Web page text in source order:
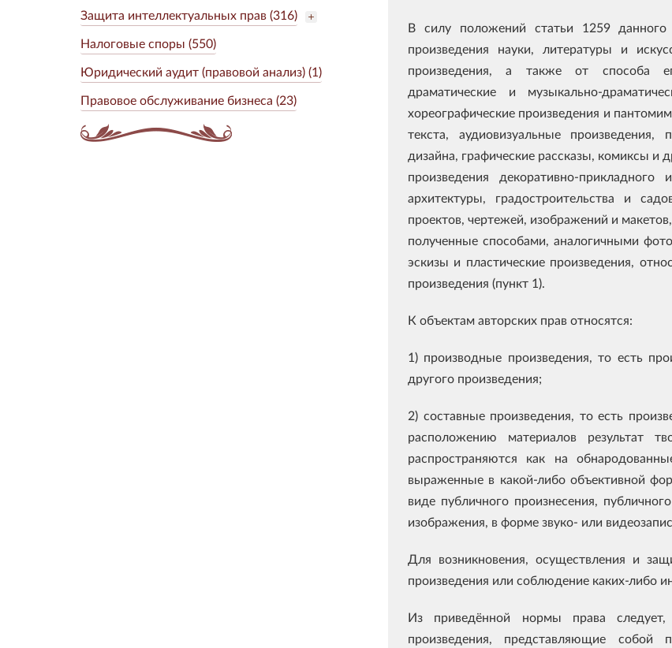
Защита интеллектуальных прав (316)
Налоговые споры (550)
Юридический аудит (правовой анализ) (1)
Правовое обслуживание бизнеса (23)
В силу положений статьи 1259 данного
произведения науки, литературы и
произведения, а также от способа
драматические и музыкально-
хореографические произведения и
текста, аудиовизуальные произведения,
дизайна, графические рассказы, комиксы и
произведения декоративно-прикладного
архитектуры, градостроительства и
проектов, чертежей, изображений и
полученные способами, аналогичными
эскизы и пластические произведения,
произведения (пункт 1).
К объектам авторских прав относятся:
1) производные произведения, то есть
другого произведения;
2) составные произведения, то есть
расположению материалов результат
распространяются как на
выраженные в какой-либо объективной
виде публичного произнесения,
изображения, в форме звуко- или
Для возникновения, осуществления и
произведения или соблюдение каких-либо
Из приведённой нормы права
произведения, представляющие собой